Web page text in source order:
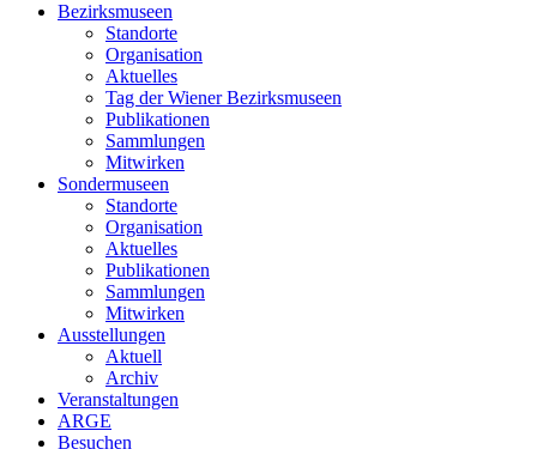
Bezirksmuseen
Standorte
Organisation
Aktuelles
Tag der Wiener Bezirksmuseen
Publikationen
Sammlungen
Mitwirken
Sondermuseen
Standorte
Organisation
Aktuelles
Publikationen
Sammlungen
Mitwirken
Ausstellungen
Aktuell
Archiv
Veranstaltungen
ARGE
Besuchen